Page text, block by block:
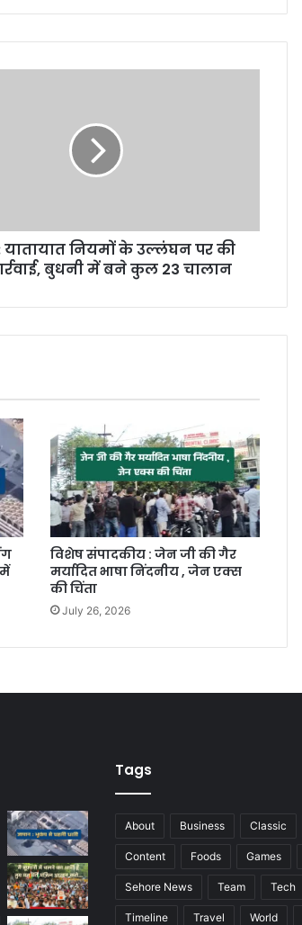
यातायात नियमों के उल्लंघन पर की
बुधनी में बने कुल 23 चालान
विशेष संपादकीय : जेन जी की गैर
मर्यादित भाषा निंदनीय , जेन एक्स
की चिंता
July 26, 2026
Tags
About Business Classic
Content Foods Games
Sehore News Team Tech
Timeline Travel World